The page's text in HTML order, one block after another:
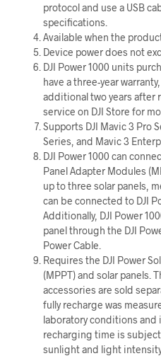
protocol and use a USB
specifications.
Available when the
Device power does not
DJI Power 1000 units
have a three-year
additional two years after
service on DJI Store for
Supports DJI Mavic 3 Pro
Series, and Mavic 3
DJI Power 1000 can
Panel Adapter Modules
up to three solar panels,
can be connected to DJI
Additionally, DJI Power
panel through the DJI
Power Cable.
Requires the DJI Power
(MPPT) and solar panels.
accessories are sold
fully recharge was
laboratory conditions and
recharging time is
sunlight and light